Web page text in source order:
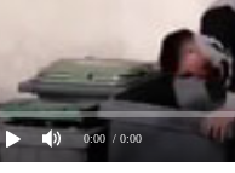
0:00 / 0:00